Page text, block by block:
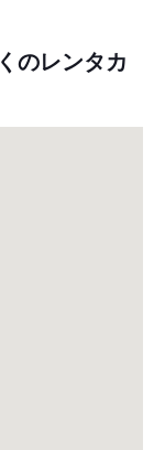
のレンタカ